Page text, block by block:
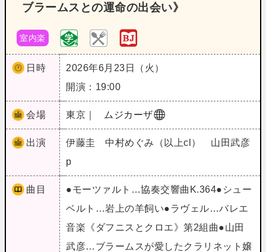
ブラームスとの運命の出会い》
室内楽
日時
2026年6月23日（火）
開演：19:00
会場 東京｜ ムジカーザ
出演
伊藤圭 中村めぐみ（以上cl） 山田武彦
p
曲目
●モーツァルト…協奏交響曲K.364●シュー
ベルト…岩上の羊飼い●ラヴェル…バレエ
音楽《ダフニスとクロエ》第2組曲●山田
武彦…ブラームスが愛したクラリネット嬢